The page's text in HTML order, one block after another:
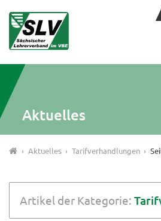
Aktuelles
Aktuelles Tarifverhandlungen
Artikel der Kategorie: